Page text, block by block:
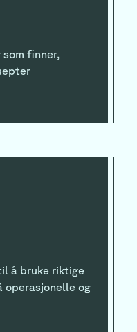
finner,
å bruke riktige
operasjonelle og